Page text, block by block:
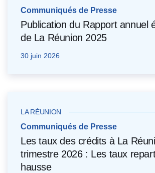
Communiqués de Presse
Publication du Rapport annuel
de La Réunion 2025
30 juin 2026
LA RÉUNION
Communiqués de Presse
Les taux des crédits à La
trimestre 2026 : Les taux
hausse